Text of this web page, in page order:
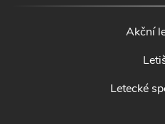
Akční
Letecké